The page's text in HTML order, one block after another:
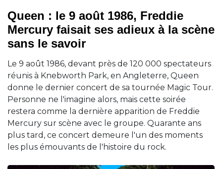
Queen : le 9 août 1986, Freddie
Mercury faisait ses adieux à la scène
sans le savoir
Le 9 août 1986, devant près de 120 000 spectateurs
réunis à Knebworth Park, en Angleterre, Queen
donne le dernier concert de sa tournée Magic Tour.
Personne ne l'imagine alors, mais cette soirée
restera comme la dernière apparition de Freddie
Mercury sur scène avec le groupe. Quarante ans
plus tard, ce concert demeure l'un des moments
les plus émouvants de l'histoire du rock.